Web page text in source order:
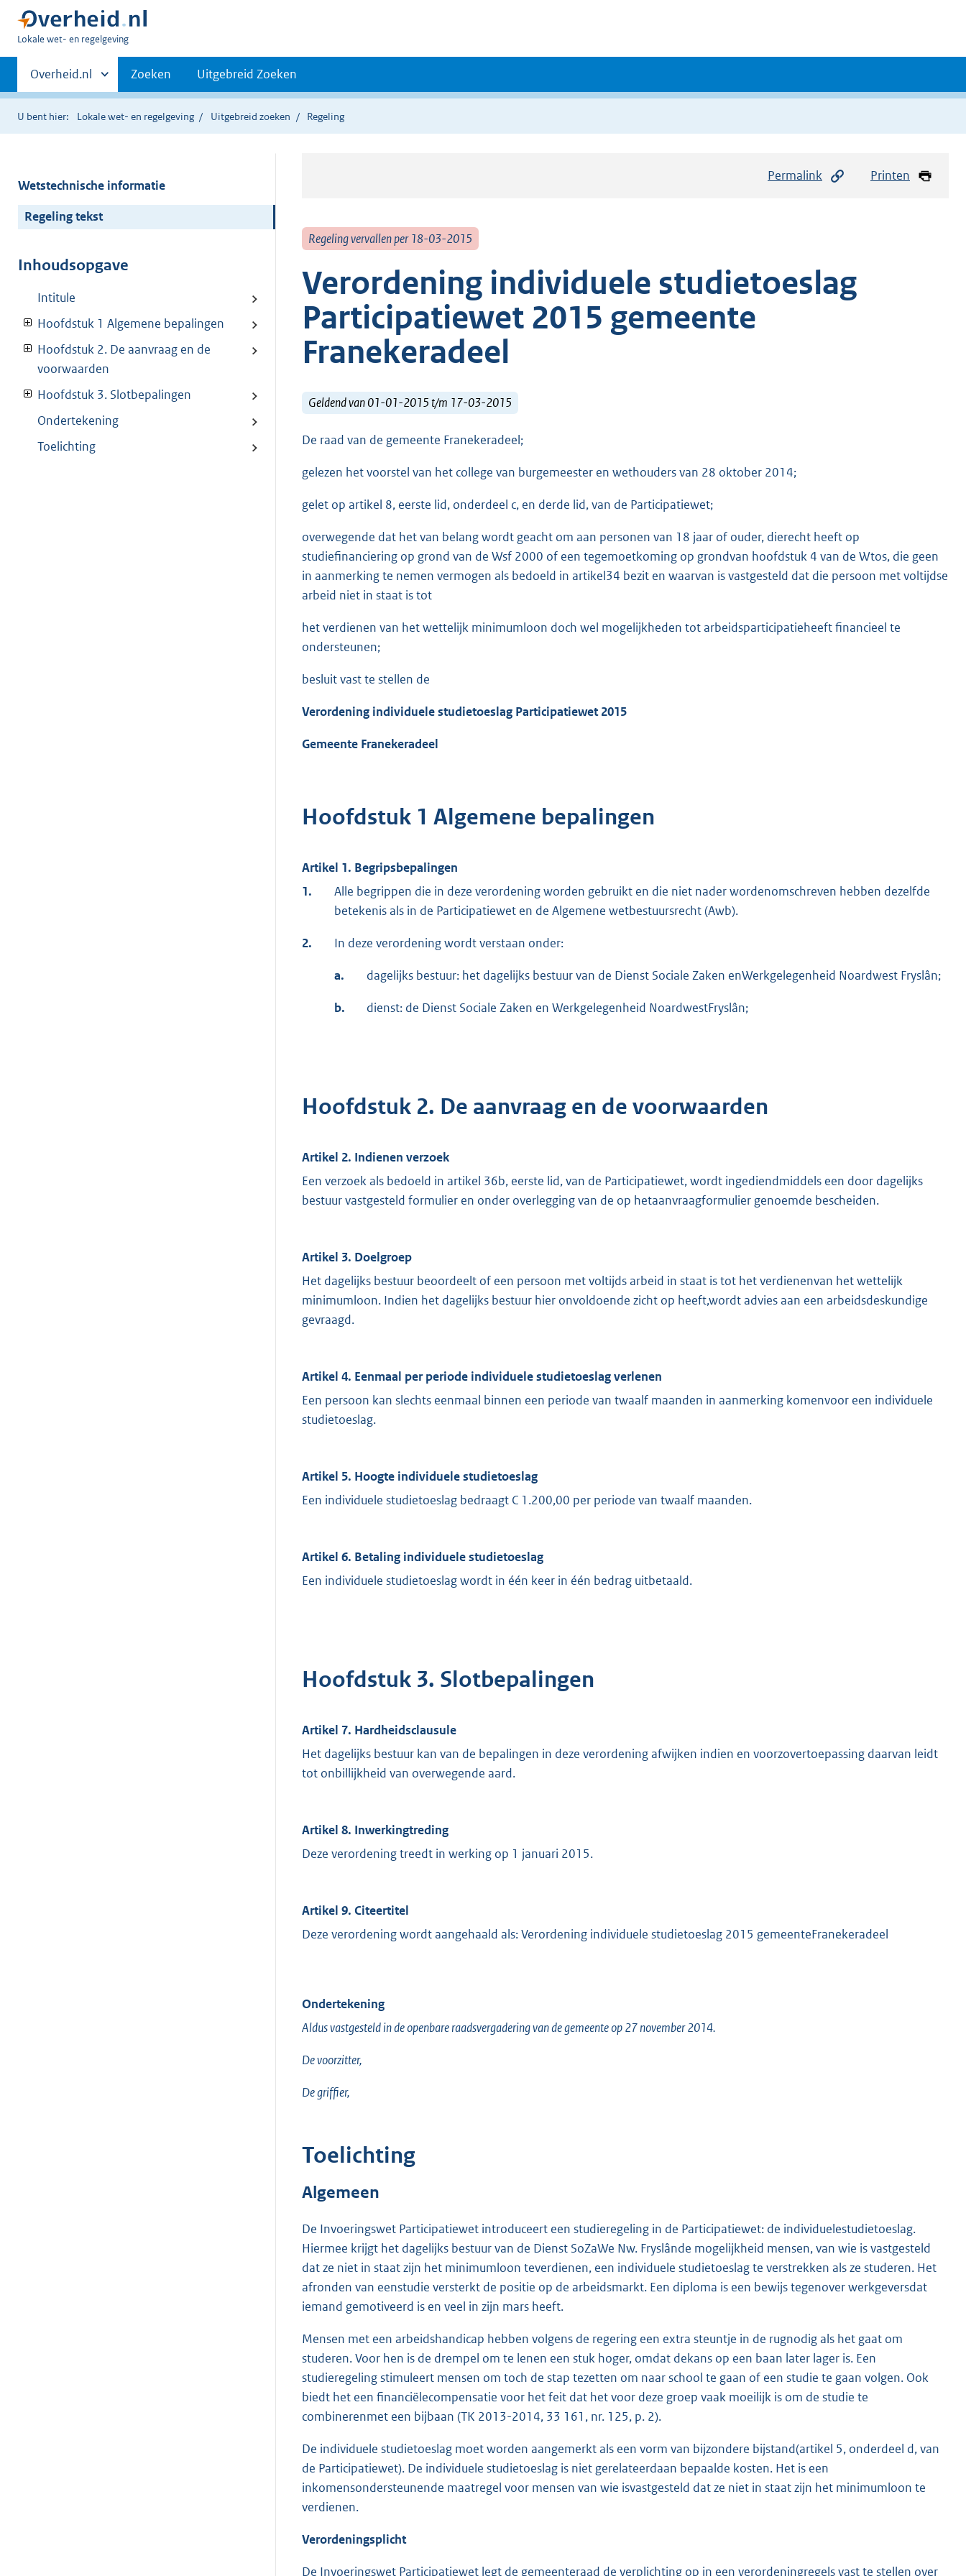
U
hier:
Lokale wet- en regelgeving
Primaire
navigatie
Andere
sites
binnen
Overheid.nl Zoeken Uitgebreid Zoeken
U bent hier: Lokale wet- en regelgeving Uitgebreid zoeken Regeling
Wetstechnische informatie
Regeling tekst
Inhoudsopgave
Intitule
Hoofdstuk 1 Algemene bepalingen
Hoofdstuk 2. De aanvraag en de
voorwaarden
Hoofdstuk 3. Slotbepalingen
Ondertekening
Toelichting
Permalink Printen
Regeling vervallen per 18-03-2015
Verordening individuele studietoeslag
Participatiewet 2015 gemeente
Franekeradeel
Geldend van 01-01-2015 t/m 17-03-2015
De raad van de gemeente Franekeradeel;
gelezen het voorstel van het college van burgemeester en wethouders van 28 oktober 2014;
gelet op artikel 8, eerste lid, onderdeel c, en derde lid, van de Participatiewet;
overwegende dat het van belang wordt geacht om aan personen van 18 jaar of ouder, dierecht heeft op
studiefinanciering op grond van de Wsf 2000 of een tegemoetkoming op grondvan hoofdstuk 4 van de Wtos, die geen
in aanmerking te nemen vermogen als bedoeld in artikel34 bezit en waarvan is vastgesteld dat die persoon met voltijdse
arbeid niet in staat is tot
het verdienen van het wettelijk minimumloon doch wel mogelijkheden tot arbeidsparticipatieheeft financieel te
ondersteunen;
besluit vast te stellen de
Verordening individuele studietoeslag Participatiewet 2015
Gemeente Franekeradeel
Hoofdstuk 1 Algemene bepalingen
Artikel 1. Begripsbepalingen
1.
Alle begrippen die in deze verordening worden gebruikt en die niet nader wordenomschreven hebben dezelfde
betekenis als in de Participatiewet en de Algemene wetbestuursrecht (Awb).
2. In deze verordening wordt verstaan onder:
a. dagelijks bestuur: het dagelijks bestuur van de Dienst Sociale Zaken enWerkgelegenheid Noardwest Fryslân;
b. dienst: de Dienst Sociale Zaken en Werkgelegenheid NoardwestFryslân;
Hoofdstuk 2. De aanvraag en de voorwaarden
Artikel 2. Indienen verzoek
Een verzoek als bedoeld in artikel 36b, eerste lid, van de Participatiewet, wordt ingediendmiddels een door dagelijks
bestuur vastgesteld formulier en onder overlegging van de op hetaanvraagformulier genoemde bescheiden.
Artikel 3. Doelgroep
Het dagelijks bestuur beoordeelt of een persoon met voltijds arbeid in staat is tot het verdienenvan het wettelijk
minimumloon. Indien het dagelijks bestuur hier onvoldoende zicht op heeft,wordt advies aan een arbeidsdeskundige
gevraagd.
Artikel 4. Eenmaal per periode individuele studietoeslag verlenen
Een persoon kan slechts eenmaal binnen een periode van twaalf maanden in aanmerking komenvoor een individuele
studietoeslag.
Artikel 5. Hoogte individuele studietoeslag
Een individuele studietoeslag bedraagt C 1.200,00 per periode van twaalf maanden.
Artikel 6. Betaling individuele studietoeslag
Een individuele studietoeslag wordt in één keer in één bedrag uitbetaald.
Hoofdstuk 3. Slotbepalingen
Artikel 7. Hardheidsclausule
Het dagelijks bestuur kan van de bepalingen in deze verordening afwijken indien en voorzovertoepassing daarvan leidt
tot onbillijkheid van overwegende aard.
Artikel 8. Inwerkingtreding
Deze verordening treedt in werking op 1 januari 2015.
Artikel 9. Citeertitel
Deze verordening wordt aangehaald als: Verordening individuele studietoeslag 2015 gemeenteFranekeradeel
Ondertekening
Aldus vastgesteld in de openbare raadsvergadering van de gemeente op 27 november 2014.
De voorzitter,
De griffier,
Toelichting
Algemeen
De Invoeringswet Participatiewet introduceert een studieregeling in de Participatiewet: de individuelestudietoeslag.
Hiermee krijgt het dagelijks bestuur van de Dienst SoZaWe Nw. Fryslânde mogelijkheid mensen, van wie is vastgesteld
dat ze niet in staat zijn het minimumloon teverdienen, een individuele studietoeslag te verstrekken als ze studeren. Het
afronden van eenstudie versterkt de positie op de arbeidsmarkt. Een diploma is een bewijs tegenover werkgeversdat
iemand gemotiveerd is en veel in zijn mars heeft.
Mensen met een arbeidshandicap hebben volgens de regering een extra steuntje in de rugnodig als het gaat om
studeren. Voor hen is de drempel om te lenen een stuk hoger, omdat dekans op een baan later lager is. Een
studieregeling stimuleert mensen om toch de stap tezetten om naar school te gaan of een studie te gaan volgen. Ook
biedt het een financiëlecompensatie voor het feit dat het voor deze groep vaak moeilijk is om de studie te
combinerenmet een bijbaan (TK 2013-2014, 33 161, nr. 125, p. 2).
De individuele studietoeslag moet worden aangemerkt als een vorm van bijzondere bijstand(artikel 5, onderdeel d, van
de Participatiewet). De individuele studietoeslag is niet gerelateerdaan bepaalde kosten. Het is een
inkomensondersteunende maatregel voor mensen van wie isvastgesteld dat ze niet in staat zijn het minimumloon te
verdienen.
Verordeningsplicht
De Invoeringswet Participatiewet legt de gemeenteraad de verplichting op in een verordeningregels vast te stellen over